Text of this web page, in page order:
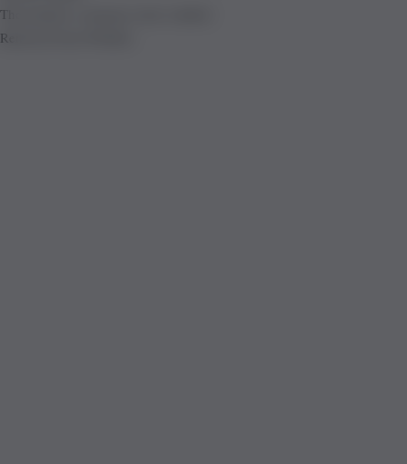
The product is already in the wishlist!
Removed from Wishlist